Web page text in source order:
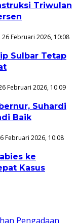
Triwulan
26 Februari 2026, 10:08
Sulbar Tetap
Februari 2026, 10:09
Suhardi
Baik
Februari 2026, 10:08
ke
Kasus